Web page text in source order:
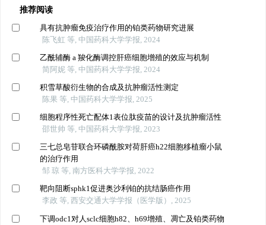
推荐阅读
具有抗肿瘤免疫治疗作用的铂类药物研究进展
陈飞虹 等, 中国药科大学学报, 2024
乙酰辅酶 a 羧化酶调控肝癌细胞增殖的效应与机制
简阿妮 等, 中国药科大学学报, 2024
积雪草酸衍生物的合成及抗肿瘤活性测定
陈果 等, 中国药科大学学报, 2025
细胞程序性死亡配体1表位肽疫苗的设计及抗肿瘤活性
邵世帅 等, 中国药科大学学报, 2023
三七总皂苷联合环磷酰胺对荷肝癌h22细胞移植瘤小鼠
的治疗作用
邹 琼 等, 南方医科大学学报, 2022
靶向阻断sphk1促进奥沙利铂的抗结肠癌作用
李政 等, 西安交通大学学报（医学版）, 2025
下调odc1对人sclc细胞h82、h69增殖、凋亡及铂类药物